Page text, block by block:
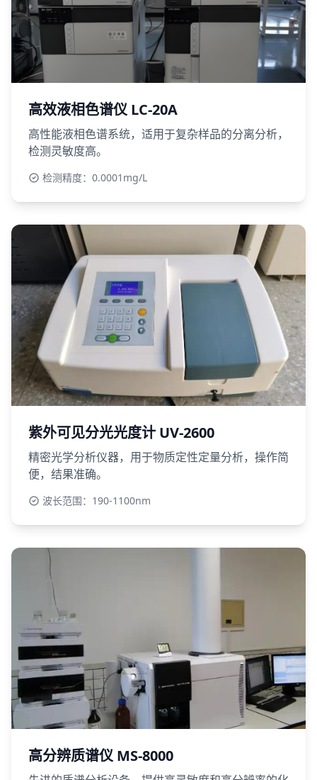
高效液相色谱仪 LC-20A
高性能液相色谱系统，适用于复杂样品的分离分析，
检测灵敏度高。
检测精度：0.0001mg/L
紫外可见分光光度计 UV-2600
精密光学分析仪器，用于物质定性定量分析，操作简
便，结果准确。
波长范围：190-1100nm
高分辨质谱仪 MS-8000